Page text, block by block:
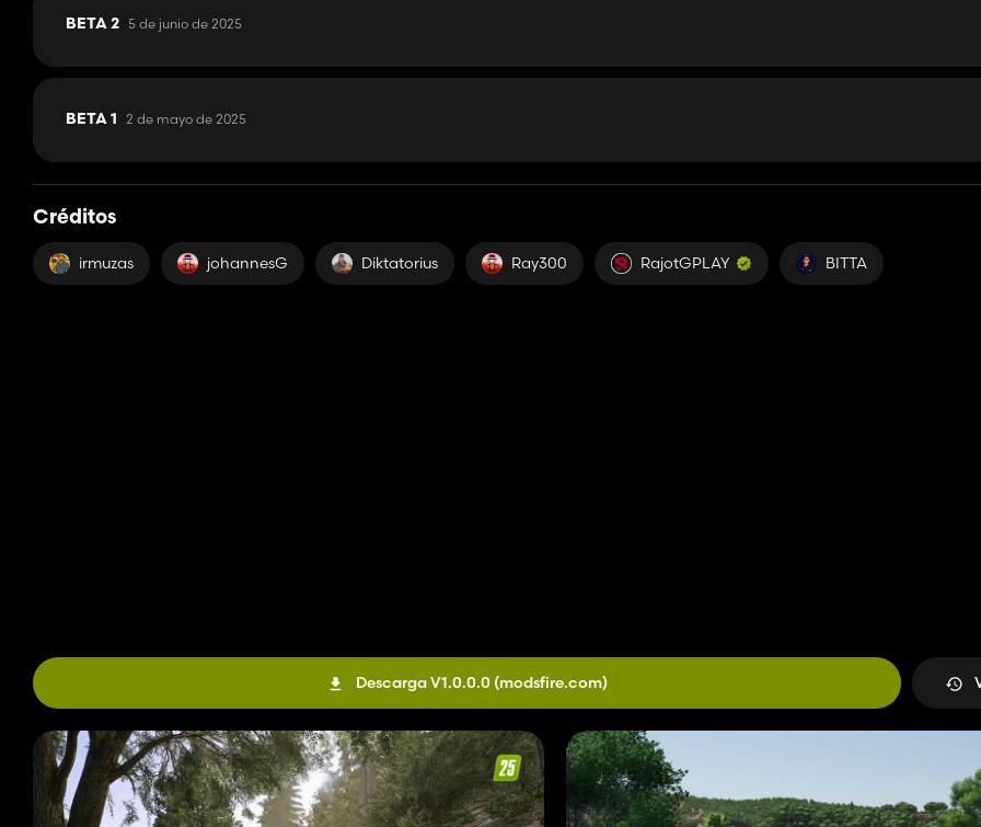
BETA 2 5 de junio de 2025
BETA 1 2 de mayo de 2025
Créditos
irmuzas johannesG Diktatorius Ray300 RajotGPLAY BITTA
Descarga V1.0.0.0 (modsfire.com)